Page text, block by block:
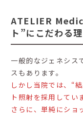
ATELIER
ト”にこだわる
一般的なジェネシス
スもあります。
しかし当院では、“
ト照射を採用してい
さらに、単純にショ